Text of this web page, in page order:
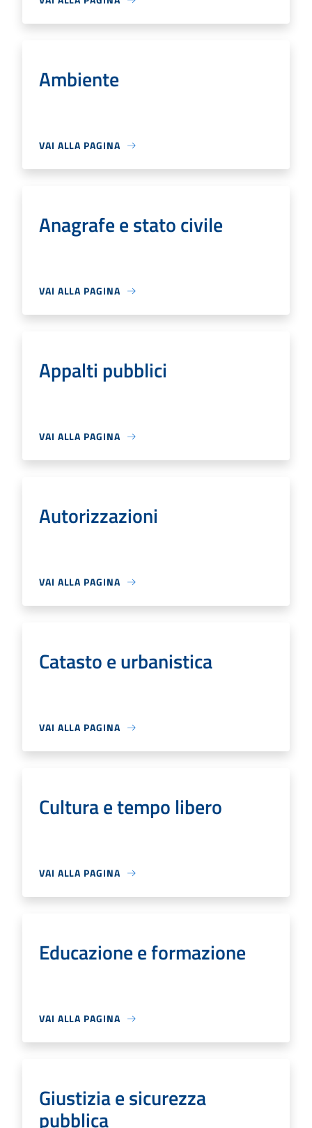
Ambiente
VAI ALLA PAGINA
Anagrafe e stato civile
VAI ALLA PAGINA
Appalti pubblici
VAI ALLA PAGINA
Autorizzazioni
VAI ALLA PAGINA
Catasto e urbanistica
VAI ALLA PAGINA
Cultura e tempo libero
VAI ALLA PAGINA
Educazione e formazione
VAI ALLA PAGINA
Giustizia e sicurezza
pubblica